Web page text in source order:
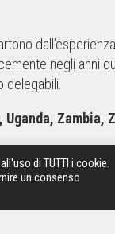
negli anni
delegabili.
Zambia,
di TUTTI i cookie.
un consenso